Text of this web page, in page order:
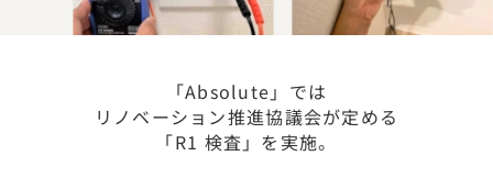
「Absolute」では
リノベーション推進協議会が定める
「R1 検査」を実施。